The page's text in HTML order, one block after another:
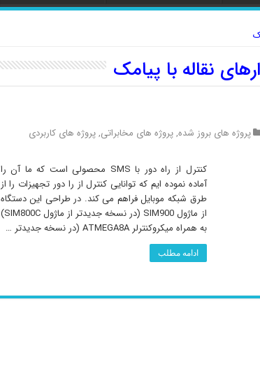
نقاله با پیامک
پروژه های بروز شده,پروژه های مخابراتی,پروژه های کاربردی
کنترل از راه دور با SMS محصولی است که ما آن را
آماده نموده ایم که توانایی کنترل از را دور تجهیزات را از
طرق شبکه موبایل فراهم می کند. در طراحی این دستگاه
از ماژول SIM900 (در نسخه جدیدتر از ماژول SIM800C)
به همراه میکروکنترلر ATMEGA8A (در نسخه جدیدتر …
ادامه مطلب